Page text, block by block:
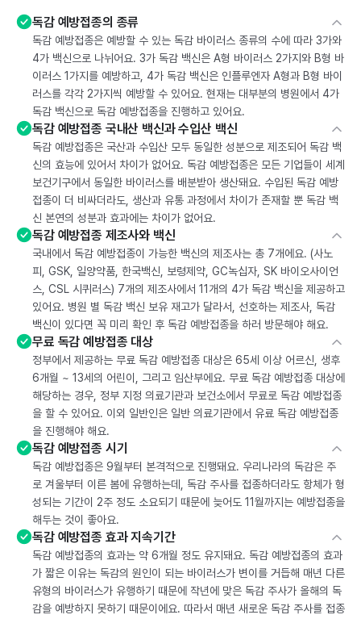
독감 예방접종의 종류
독감 예방접종은 예방할 수 있는 독감 바이러스 종류의 수에 따라 3가와
4가 백신으로 나뉘어요. 3가 독감 백신은 A형 바이러스 2가지와 B형 바
이러스 1가지를 예방하고, 4가 독감 백신은 인플루엔자 A형과 B형 바이
러스를 각각 2가지씩 예방할 수 있어요. 현재는 대부분의 병원에서 4가
독감 백신으로 독감 예방접종을 진행하고 있어요.
독감 예방접종 국내산 백신과 수입산 백신
독감 예방접종은 국산과 수입산 모두 동일한 성분으로 제조되어 독감 백
신의 효능에 있어서 차이가 없어요. 독감 예방접종은 모든 기업들이 세계
보건기구에서 동일한 바이러스를 배분받아 생산돼요. 수입된 독감 예방
접종이 더 비싸더라도, 생산과 유통 과정에서 차이가 존재할 뿐 독감 백
신 본연의 성분과 효과에는 차이가 없어요.
독감 예방접종 제조사와 백신
국내에서 독감 예방접종이 가능한 백신의 제조사는 총 7개에요. (사노
피, GSK, 일양약품, 한국백신, 보령제약, GC녹십자, SK 바이오사이언
스, CSL 시퀴러스) 7개의 제조사에서 11개의 4가 독감 백신을 제공하고
있어요. 병원 별 독감 백신 보유 재고가 달라서, 선호하는 제조사, 독감
백신이 있다면 꼭 미리 확인 후 독감 예방접종을 하러 방문해야 해요.
무료 독감 예방접종 대상
정부에서 제공하는 무료 독감 예방접종 대상은 65세 이상 어르신, 생후
6개월 ~ 13세의 어린이, 그리고 임산부에요. 무료 독감 예방접종 대상에
해당하는 경우, 정부 지정 의료기관과 보건소에서 무료로 독감 예방접종
을 할 수 있어요. 이외 일반인은 일반 의료기관에서 유료 독감 예방접종
을 진행해야 해요.
독감 예방접종 시기
독감 예방접종은 9월부터 본격적으로 진행돼요. 우리나라의 독감은 주
로 겨울부터 이른 봄에 유행하는데, 독감 주사를 접종하더라도 항체가 형
성되는 기간이 2주 정도 소요되기 때문에 늦어도 11월까지는 예방접종을
해두는 것이 좋아요.
독감 예방접종 효과 지속기간
독감 예방접종의 효과는 약 6개월 정도 유지돼요. 독감 예방접종의 효과
가 짧은 이유는 독감의 원인이 되는 바이러스가 변이를 거듭해 매년 다른
유형의 바이러스가 유행하기 때문에 작년에 맞은 독감 주사가 올해의 독
감을 예방하지 못하기 때문이에요. 따라서 매년 새로운 독감 주사를 접종